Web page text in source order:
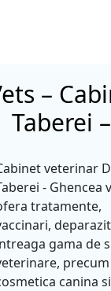
–
Taberei
veterinar
- Ghencea
tratamente,
gama de
precum
canina